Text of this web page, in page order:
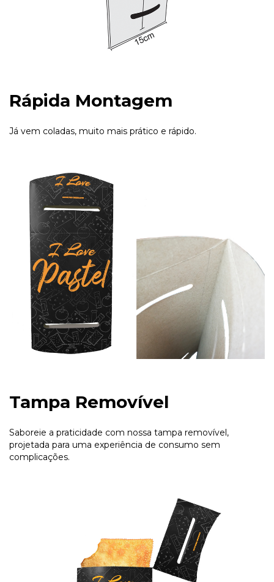
Rápida Montagem
Já vem coladas, muito mais prático e rápido.
Tampa Removível
Saboreie a praticidade com nossa tampa removível,
projetada para uma experiência de consumo sem
complicações.